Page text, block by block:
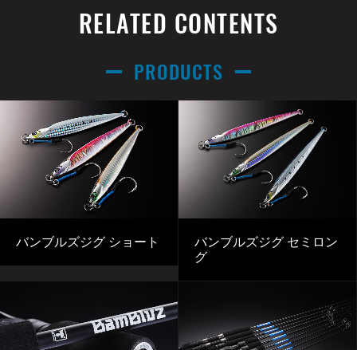
RELATED CONTENTS
PRODUCTS
バンブルズジグ ショート
バンブルズジグ セミロン
グ